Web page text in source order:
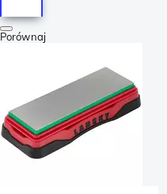
Porównaj